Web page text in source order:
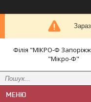
Філія "МІКРО-Ф
"Мікро-Ф"